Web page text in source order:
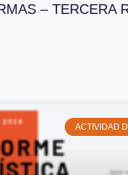
– TERCERA
ACTIVIDAD